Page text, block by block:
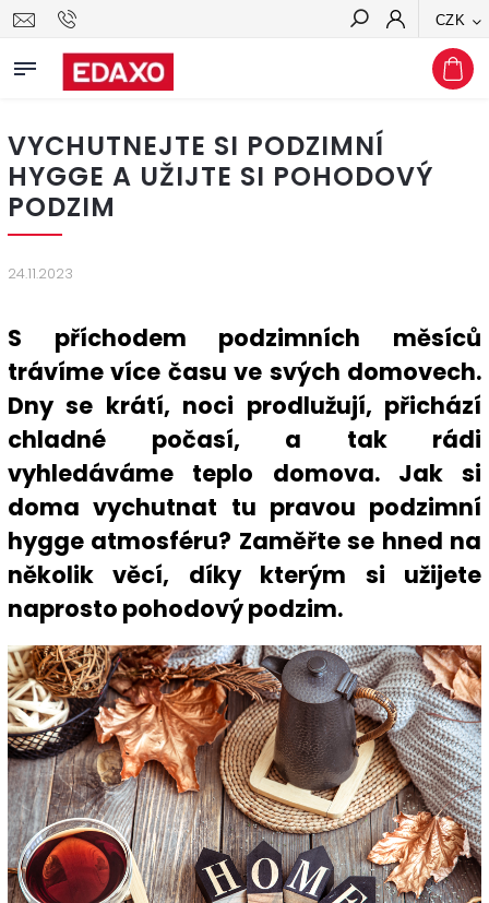
CZK
Hledat
VYCHUTNEJTE SI PODZIMNÍ
HYGGE A UŽIJTE SI POHODOVÝ
PODZIM
24.11.2023
S příchodem podzimních měsíců
trávíme více času ve svých domovech.
Dny se krátí, noci prodlužují, přichází
chladné počasí, a tak rádi
vyhledáváme teplo domova. Jak si
doma vychutnat tu pravou podzimní
hygge atmosféru? Zaměřte se hned na
několik věcí, díky kterým si užijete
naprosto pohodový podzim.